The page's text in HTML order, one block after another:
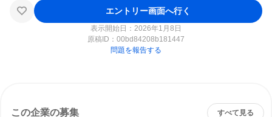
エントリー画面へ行く
表示開始日：2026年1月8日
原稿ID： 00bd84208b181447
問題を報告する
この企業の募集 すべて見る